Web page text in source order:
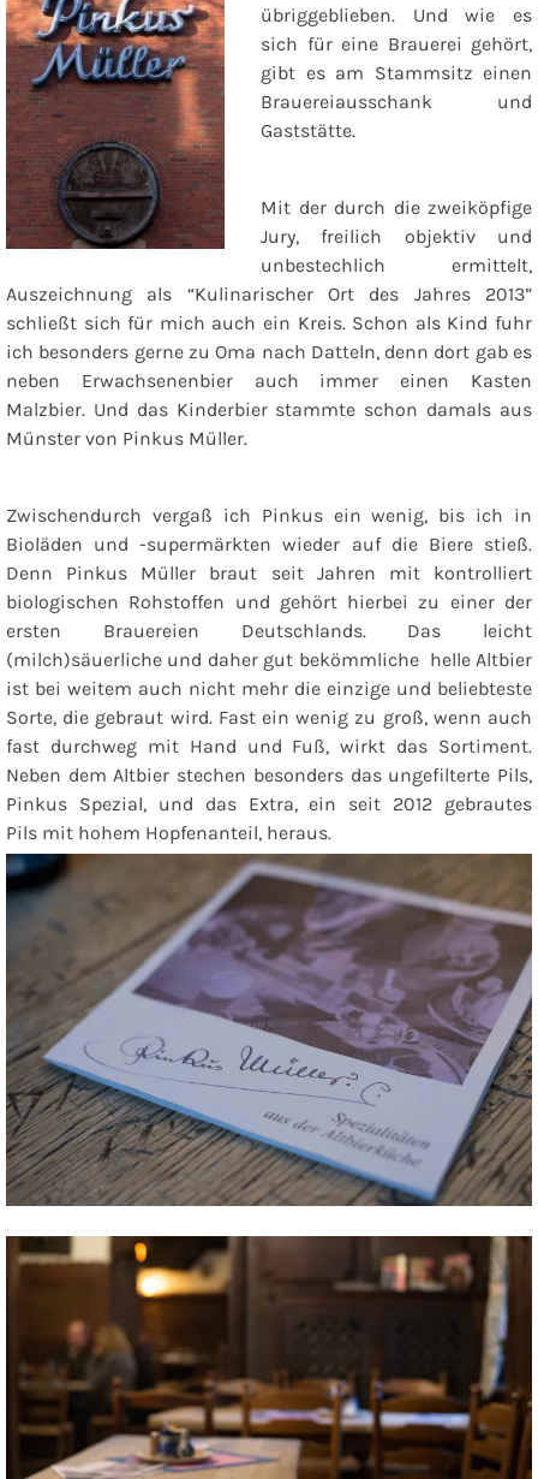
übriggeblieben. Und wie es
sich für eine Brauerei gehört,
gibt es am Stammsitz einen
Brauereiausschank und
Gaststätte.
Mit der durch die zweiköpfige
Jury, freilich objektiv und
unbestechlich ermittelt,
Auszeichnung als “Kulinarischer Ort des Jahres 2013”
schließt sich für mich auch ein Kreis. Schon als Kind fuhr
ich besonders gerne zu Oma nach Datteln, denn dort gab es
neben Erwachsenenbier auch immer einen Kasten
Malzbier. Und das Kinderbier stammte schon damals aus
Münster von Pinkus Müller.
Zwischendurch vergaß ich Pinkus ein wenig, bis ich in
Bioläden und -supermärkten wieder auf die Biere stieß.
Denn Pinkus Müller braut seit Jahren mit kontrolliert
biologischen Rohstoffen und gehört hierbei zu einer der
ersten Brauereien Deutschlands. Das leicht
(milch)säuerliche und daher gut bekömmliche helle Altbier
ist bei weitem auch nicht mehr die einzige und beliebteste
Sorte, die gebraut wird. Fast ein wenig zu groß, wenn auch
fast durchweg mit Hand und Fuß, wirkt das Sortiment.
Neben dem Altbier stechen besonders das ungefilterte Pils,
Pinkus Spezial, und das Extra, ein seit 2012 gebrautes
Pils mit hohem Hopfenanteil, heraus.